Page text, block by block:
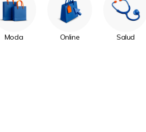
Moda Online Salud